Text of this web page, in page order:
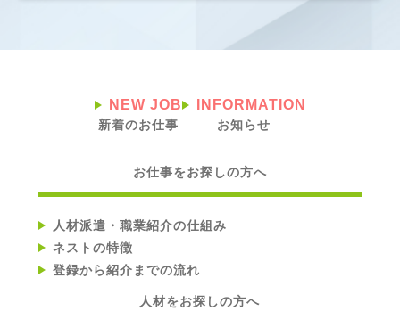
NEW JOB
新着のお仕事
INFORMATION
お知らせ
お仕事をお探しの方へ
人材派遣・職業紹介の仕組み
ネストの特徴
登録から紹介までの流れ
人材をお探しの方へ